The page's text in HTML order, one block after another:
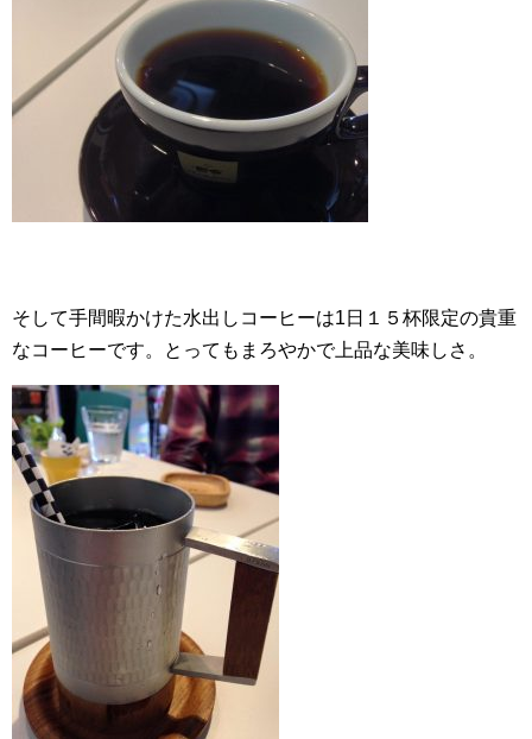
そして手間暇かけた水出しコーヒーは1日１５杯限定の貴重
なコーヒーです。とってもまろやかで上品な美味しさ。